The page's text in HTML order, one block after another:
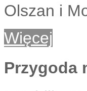
Olszan i
Więcej
Przygoda